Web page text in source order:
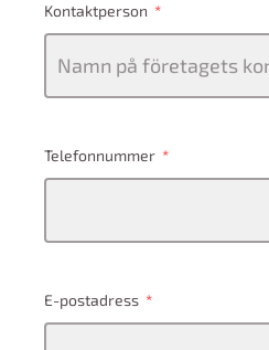
Kontaktperson
Telefonnummer
E-postadress